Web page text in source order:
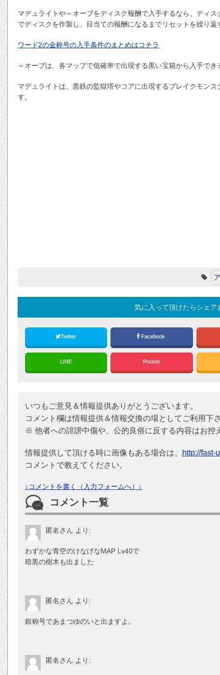
マデュライトや～オーブをディスク報酬で入手するなら、ディ
でディスクを作製し、目当ての報酬になるまでリセットを繰り
ワード2の金称号の入手条件のまとめはコチラ
～オーブは、各マップで低確率で出現する黒い宝箱から入手で
マデュライトは、黒鉄の監獄塔やコアに出現するブレイクモン
す。
気に入って頂けたらシェア
Twitter Facebook
LINE Pocket
いつもご意見＆情報提供ありがとうございます。
コメント欄は情報提供＆情報交換の場としてご利用下
※ 他者への誹謗中傷や、公的良俗に反する内容はお控
情報提供して頂ける時に画像もある場合は、
http://fast-
コメントで教えてください。
↓コメントを書く（入力フォームへ）↓
コメント一覧
匿名さん より:
わずかな青空のけなげなMAP Lv40で
暗黒の樹木も出ました
匿名さん より:
銀称号であまつゆのいと出ますよ。
匿名さん より: